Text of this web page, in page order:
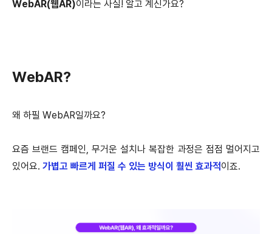
WebAR(웹AR)이라는 사실! 알고 계신가요?
WebAR?
왜 하필 WebAR일까요?
요즘 브랜드 캠페인, 무거운 설치나 복잡한 과정은 점점 멀어지고
있어요. 가볍고 빠르게 퍼질 수 있는 방식이 훨씬 효과적이죠.